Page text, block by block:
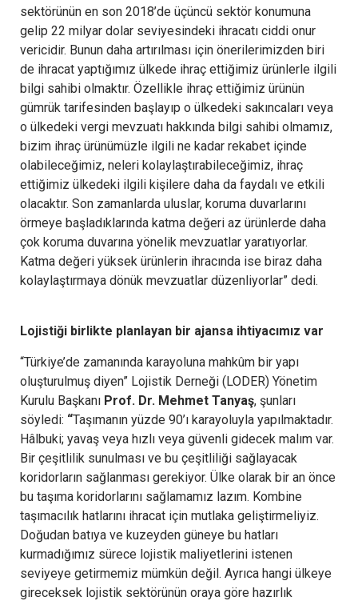
sektörünün en son 2018’de üçüncü sektör konumuna
gelip 22 milyar dolar seviyesindeki ihracatı ciddi onur
vericidir. Bunun daha artırılması için önerilerimizden biri
de ihracat yaptığımız ülkede ihraç ettiğimiz ürünlerle ilgili
bilgi sahibi olmaktır. Özellikle ihraç ettiğimiz ürünün
gümrük tarifesinden başlayıp o ülkedeki sakıncaları veya
o ülkedeki vergi mevzuatı hakkında bilgi sahibi olmamız,
bizim ihraç ürünümüzle ilgili ne kadar rekabet içinde
olabileceğimiz, neleri kolaylaştırabileceğimiz, ihraç
ettiğimiz ülkedeki ilgili kişilere daha da faydalı ve etkili
olacaktır. Son zamanlarda uluslar, koruma duvarlarını
örmeye başladıklarında katma değeri az ürünlerde daha
çok koruma duvarına yönelik mevzuatlar yaratıyorlar.
Katma değeri yüksek ürünlerin ihracında ise biraz daha
kolaylaştırmaya dönük mevzuatlar düzenliyorlar” dedi.
Lojistiği birlikte planlayan bir ajansa ihtiyacımız var
“Türkiye’de zamanında karayoluna mahkûm bir yapı
oluşturulmuş diyen” Lojistik Derneği (LODER) Yönetim
Kurulu Başkanı Prof. Dr. Mehmet Tanyaş, şunları
söyledi: “Taşımanın yüzde 90’ı karayoluyla yapılmaktadır.
Hâlbuki; yavaş veya hızlı veya güvenli gidecek malım var.
Bir çeşitlilik sunulması ve bu çeşitliliği sağlayacak
koridorların sağlanması gerekiyor. Ülke olarak bir an önce
bu taşıma koridorlarını sağlamamız lazım. Kombine
taşımacılık hatlarını ihracat için mutlaka geliştirmeliyiz.
Doğudan batıya ve kuzeyden güneye bu hatları
kurmadığımız sürece lojistik maliyetlerini istenen
seviyeye getirmemiz mümkün değil. Ayrıca hangi ülkeye
gireceksek lojistik sektörünün oraya göre hazırlık